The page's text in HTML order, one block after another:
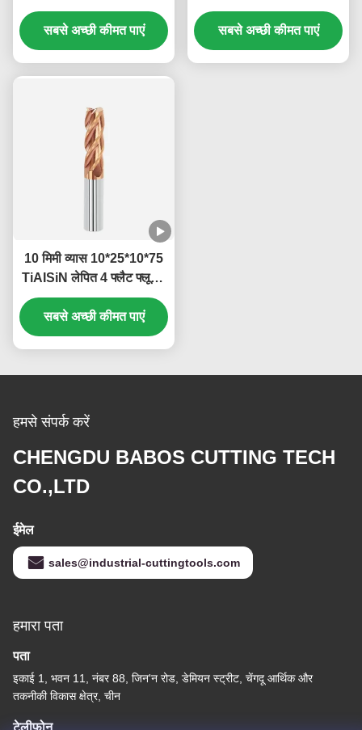
एआईटीआईएन लेपित अंत मिल
सबसे अच्छी कीमत पाएं
फ्लूट्स वर्ग अंत मिल
सबसे अच्छी कीमत पाएं
10 मिमी व्यास 10*25*10*75
TiAISiN लेपित 4 फ्लैट फ्लूट्स
कार्बाइड स्क्वायर एंड मिल कार्बन
स्टील मिश्र धातु स्टील कास्ट
आयरन के लिए
सबसे अच्छी कीमत पाएं
हमसे संपर्क करें
CHENGDU BABOS CUTTING TECH
CO.,LTD
ईमेल
sales@industrial-cuttingtools.com
हमारा पता
पता
इकाई 1, भवन 11, नंबर 88, जिन'न रोड, डेमियन स्ट्रीट, चेंगदू आर्थिक और
तकनीकी विकास क्षेत्र, चीन